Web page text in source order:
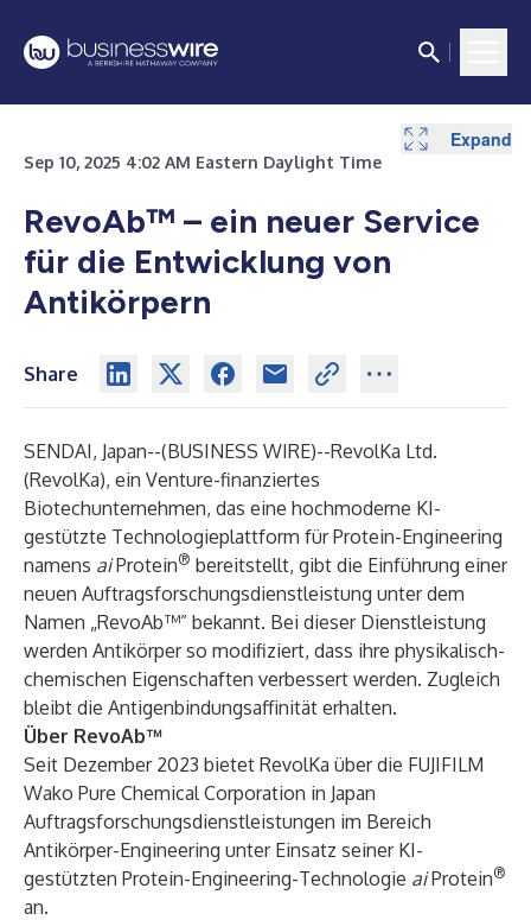
Sep 10, 2025 4:02 AM Eastern Daylight Time
RevoAb™ – ein neuer Service
für die Entwicklung von
Antikörpern
Share
SENDAI, Japan--(BUSINESS WIRE)--RevolKa Ltd.
(RevolKa), ein Venture-finanziertes
Biotechunternehmen, das eine hochmoderne KI-
gestützte Technologieplattform für Protein-Engineering
namens aiProtein® bereitstellt, gibt die Einführung einer
neuen Auftragsforschungsdienstleistung unter dem
Namen „RevoAb™” bekannt. Bei dieser Dienstleistung
werden Antikörper so modifiziert, dass ihre physikalisch-
chemischen Eigenschaften verbessert werden. Zugleich
bleibt die Antigenbindungsaffinität erhalten.
Über RevoAb™
Seit Dezember 2023 bietet RevolKa über die FUJIFILM
Wako Pure Chemical Corporation in Japan
Auftragsforschungsdienstleistungen im Bereich
Antikörper-Engineering unter Einsatz seiner KI-
gestützten Protein-Engineering-Technologie aiProtein®
an.
Expand